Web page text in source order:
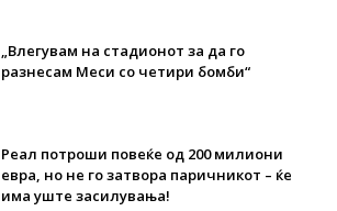
„Влегувам на стадионот за да го
разнесам Меси со четири бомби“
Реал потроши повеќе од 200 милиони
евра, но не го затвора паричникот – ќе
има уште засилувања!